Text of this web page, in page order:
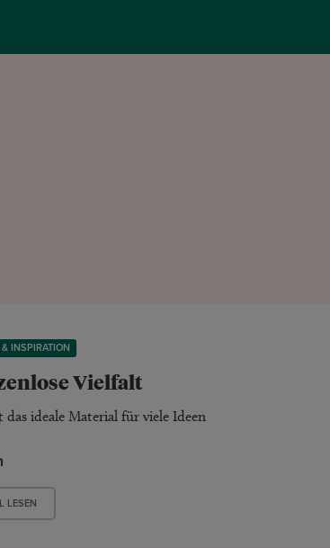
INSPIRATION
Vielfalt
das ideale Material für viele Ideen
LESEN